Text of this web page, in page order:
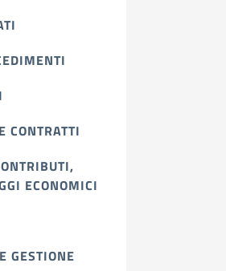
CONTRATTI
ECONOMICI
GESTIONE